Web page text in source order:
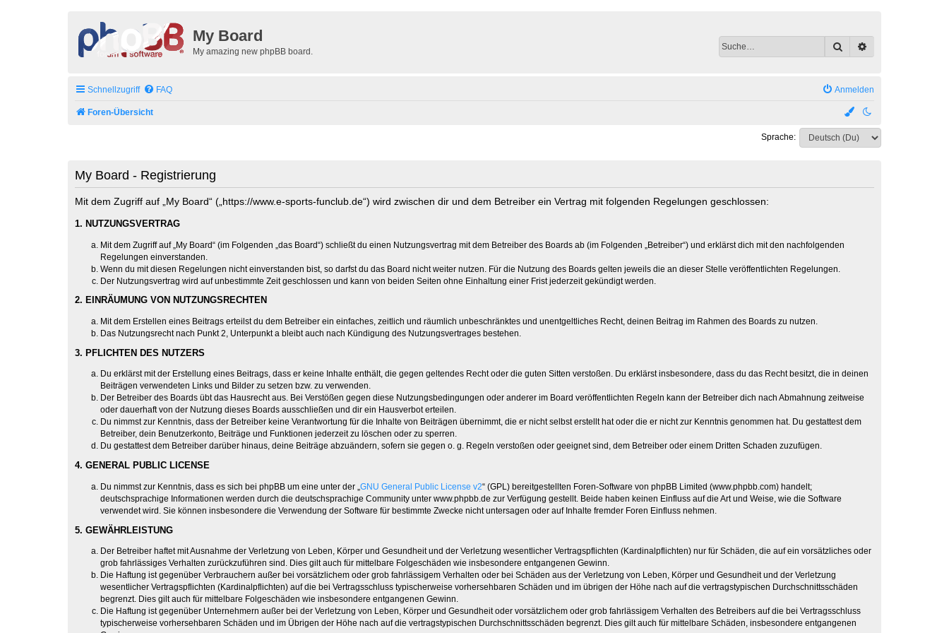
My Board
My amazing new phpBB board. Suche
Schnellzugriff FAQ Anmelden
Foren-Übersicht
Sprache:
My Board - Registrierung
Mit dem Zugriff auf „My Board“ („https://www.e-sports-funclub.de“) wird zwischen dir und dem Betreiber ein Vertrag mit folgenden Regelungen geschlossen:
1. NUTZUNGSVERTRAG
Mit dem Zugriff auf „My Board“ (im Folgenden „das Board“) schließt du einen Nutzungsvertrag mit dem Betreiber des Boards ab (im Folgenden „Betreiber“) und erklärst dich mit den nachfolgenden
Regelungen einverstanden.
Wenn du mit diesen Regelungen nicht einverstanden bist, so darfst du das Board nicht weiter nutzen. Für die Nutzung des Boards gelten jeweils die an dieser Stelle veröffentlichten Regelungen.
Der Nutzungsvertrag wird auf unbestimmte Zeit geschlossen und kann von beiden Seiten ohne Einhaltung einer Frist jederzeit gekündigt werden.
2. EINRÄUMUNG VON NUTZUNGSRECHTEN
Mit dem Erstellen eines Beitrags erteilst du dem Betreiber ein einfaches, zeitlich und räumlich unbeschränktes und unentgeltliches Recht, deinen Beitrag im Rahmen des Boards zu nutzen.
Das Nutzungsrecht nach Punkt 2, Unterpunkt a bleibt auch nach Kündigung des Nutzungsvertrages bestehen.
3. PFLICHTEN DES NUTZERS
Du erklärst mit der Erstellung eines Beitrags, dass er keine Inhalte enthält, die gegen geltendes Recht oder die guten Sitten verstoßen. Du erklärst insbesondere, dass du das Recht besitzt, die in deinen
Beiträgen verwendeten Links und Bilder zu setzen bzw. zu verwenden.
Der Betreiber des Boards übt das Hausrecht aus. Bei Verstößen gegen diese Nutzungsbedingungen oder anderer im Board veröffentlichten Regeln kann der Betreiber dich nach Abmahnung zeitweise
oder dauerhaft von der Nutzung dieses Boards ausschließen und dir ein Hausverbot erteilen.
Du nimmst zur Kenntnis, dass der Betreiber keine Verantwortung für die Inhalte von Beiträgen übernimmt, die er nicht selbst erstellt hat oder die er nicht zur Kenntnis genommen hat. Du gestattest dem
Betreiber, dein Benutzerkonto, Beiträge und Funktionen jederzeit zu löschen oder zu sperren.
Du gestattest dem Betreiber darüber hinaus, deine Beiträge abzuändern, sofern sie gegen o. g. Regeln verstoßen oder geeignet sind, dem Betreiber oder einem Dritten Schaden zuzufügen.
4. GENERAL PUBLIC LICENSE
Du nimmst zur Kenntnis, dass es sich bei phpBB um eine unter der „GNU General Public License v2“ (GPL) bereitgestellten Foren-Software von phpBB Limited (www.phpbb.com) handelt;
deutschsprachige Informationen werden durch die deutschsprachige Community unter www.phpbb.de zur Verfügung gestellt. Beide haben keinen Einfluss auf die Art und Weise, wie die Software
verwendet wird. Sie können insbesondere die Verwendung der Software für bestimmte Zwecke nicht untersagen oder auf Inhalte fremder Foren Einfluss nehmen.
5. GEWÄHRLEISTUNG
Der Betreiber haftet mit Ausnahme der Verletzung von Leben, Körper und Gesundheit und der Verletzung wesentlicher Vertragspflichten (Kardinalpflichten) nur für Schäden, die auf ein vorsätzliches oder
grob fahrlässiges Verhalten zurückzuführen sind. Dies gilt auch für mittelbare Folgeschäden wie insbesondere entgangenen Gewinn.
Die Haftung ist gegenüber Verbrauchern außer bei vorsätzlichem oder grob fahrlässigem Verhalten oder bei Schäden aus der Verletzung von Leben, Körper und Gesundheit und der Verletzung
wesentlicher Vertragspflichten (Kardinalpflichten) auf die bei Vertragsschluss typischerweise vorhersehbaren Schäden und im übrigen der Höhe nach auf die vertragstypischen Durchschnittsschäden
begrenzt. Dies gilt auch für mittelbare Folgeschäden wie insbesondere entgangenen Gewinn.
Die Haftung ist gegenüber Unternehmern außer bei der Verletzung von Leben, Körper und Gesundheit oder vorsätzlichem oder grob fahrlässigem Verhalten des Betreibers auf die bei Vertragsschluss
typischerweise vorhersehbaren Schäden und im Übrigen der Höhe nach auf die vertragstypischen Durchschnittsschäden begrenzt. Dies gilt auch für mittelbare Schäden, insbesondere entgangenen